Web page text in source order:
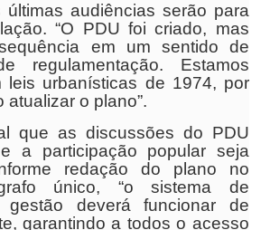
audiências serão para
“O PDU foi criado, mas
em um sentido de
regulamentação. Estamos
leis urbanísticas de 1974, por
o plano”.
que as discussões do PDU
a participação popular seja
redação do plano no
único, “o sistema de
gestão deverá funcionar de
garantindo a todos o acesso